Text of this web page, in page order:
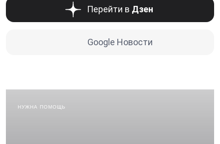
Перейти в Дзен
Google Новости
НУЖНА ПОМОЩЬ